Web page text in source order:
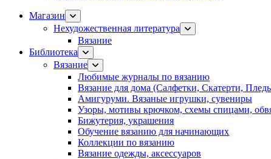
Магазин
Нехудожественная литература
Вязание
Библиотека
Вязание
Любимые журналы по вязанию
Вязание для дома (Салфетки, Скатерти,
Амигуруми. Вязаные игрушки, сувениры
Узоры, мотивы крючком, схемы спицами,
Бижутерия, украшения
Обучение вязанию для начинающих
Коллекции по вязанию
Вязание одежды, аксессуаров